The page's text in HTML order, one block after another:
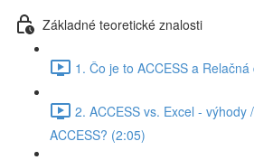
Základné teoretické znalosti
1. Čo je to ACCESS a
2. ACCESS vs. Excel -
ACCESS? (2:05)